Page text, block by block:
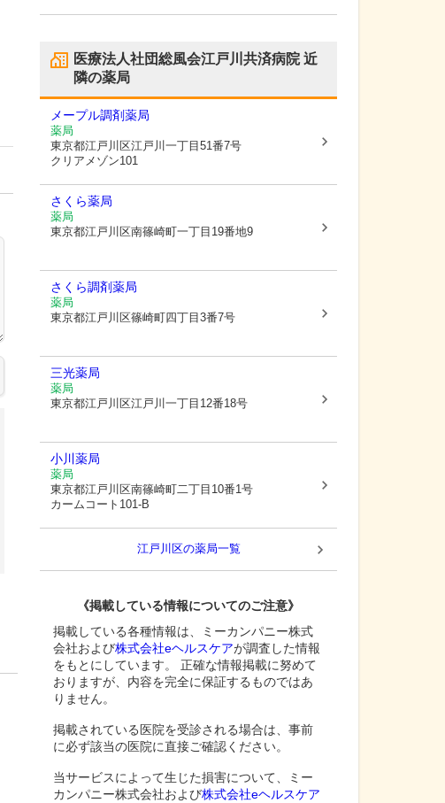
医療法人社団総風会江戸川共済病院近
隣の薬局
メープル調剤薬局
薬局
東京都江戸川区江戸川一丁目51番7号
クリアメゾン101
さくら薬局
薬局
東京都江戸川区南篠崎町一丁目19番地9
さくら調剤薬局
薬局
東京都江戸川区篠崎町四丁目3番7号
三光薬局
薬局
東京都江戸川区江戸川一丁目12番18号
小川薬局
薬局
東京都江戸川区南篠崎町二丁目10番1号
カームコート101-B
江戸川区の薬局一覧
《掲載している情報についてのご注意》
掲載している各種情報は、ミーカンパニー株式
会社および株式会社eヘルスケアが調査した情報
をもとにしています。 正確な情報掲載に努めて
おりますが、内容を完全に保証するものではあ
りません。
掲載されている医院を受診される場合は、事前
に必ず該当の医院に直接ご確認ください。
当サービスによって生じた損害について、ミー
カンパニー株式会社および株式会社eヘルスケア